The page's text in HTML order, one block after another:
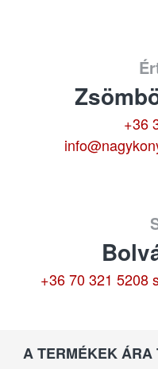
+36
+36 70 321 5208
A TERMÉKEK ÁRA